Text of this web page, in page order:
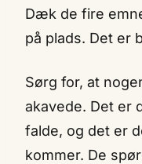
Dæk de fire
på plads. Det er
Sørg for, at
akavede. Det er
falde, og det er
kommer. De